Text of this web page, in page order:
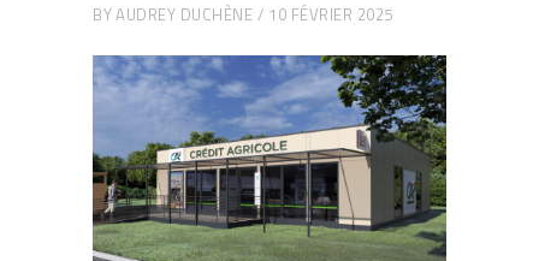
BYAUDREY DUCHÈNE 10 FÉVRIER 2025